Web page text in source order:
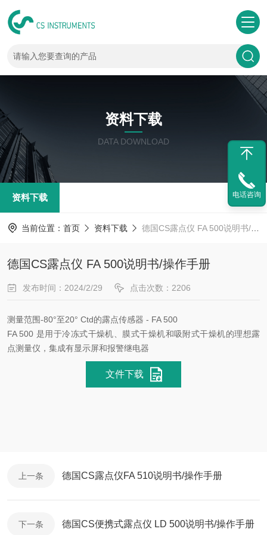
资料下载
DATA DOWNLOAD
资料下载
当前位置： 首页 资料下载 德国CS露点仪 FA 500说明书/操作手册
德国CS露点仪 FA 500说明书/操作手册
发布时间：2024/2/29 点击次数：2206
测量范围-80°至20° Ctd的露点传感器 - FA 500
FA 500 是用于冷冻式干燥机、膜式干燥机和吸附式干燥机的理想露
点测量仪，集成有显示屏和报警继电器
文件下载
上一条 德国CS露点仪FA 510说明书/操作手册
下一条 德国CS便携式露点仪 LD 500说明书/操作手册
电话咨询